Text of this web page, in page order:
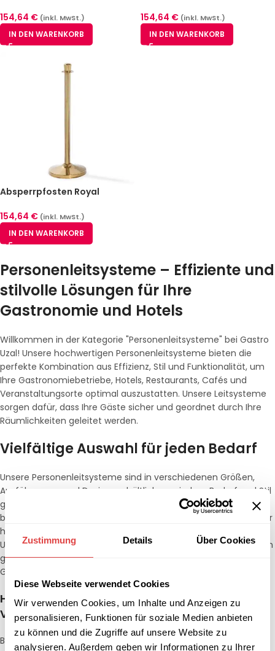
Zustimmung Details Über Cookies
Diese Webseite verwendet Cookies
Wir verwenden Cookies, um Inhalte und Anzeigen zu
personalisieren, Funktionen für soziale Medien anbieten
zu können und die Zugriffe auf unsere Website zu
analysieren. Außerdem geben wir Informationen zu Ihrer
154,64 € (inkl. MwSt.)
IN DEN WARENKORB
154,64 € (inkl. MwSt.)
IN DEN WARENKORB
Absperrpfosten Royal
154,64 € (inkl. MwSt.)
IN DEN WARENKORB
Personenleitsysteme – Effiziente und
stilvolle Lösungen für Ihre
Gastronomie und Hotels
Willkommen in der Kategorie "Personenleitsysteme" bei Gastro
Uzal! Unsere hochwertigen Personenleitsysteme bieten die
perfekte Kombination aus Effizienz, Stil und Funktionalität, um
Ihre Gastronomiebetriebe, Hotels, Restaurants, Cafés und
Veranstaltungsorte optimal auszustatten. Unsere Leitsysteme
sorgen dafür, dass Ihre Gäste sicher und geordnet durch Ihre
Räumlichkeiten geleitet werden.
Vielfältige Auswahl für jeden Bedarf
Unsere Personenleitsysteme sind in verschiedenen Größen,
Ausführungen und Designs erhältlich, um jedem Bedarf und Stil
gerecht zu werden. Ob für den täglichen Gebrauch, für
besondere Veranstaltungen oder zur temporären Nutzung – wir
haben die passenden Leitsysteme für Ihre Anforderungen.
Unsere Produkte sind aus hochwertigen, langlebigen Materialien
gefertigt, die den täglichen Herausforderungen in der
Gastronomie und Hotellerie standhalten.
Hochwertige Materialien und exzellente
Verarbeitung
Bei Gastro Uzal legen wir großen Wert auf die Qualität unserer